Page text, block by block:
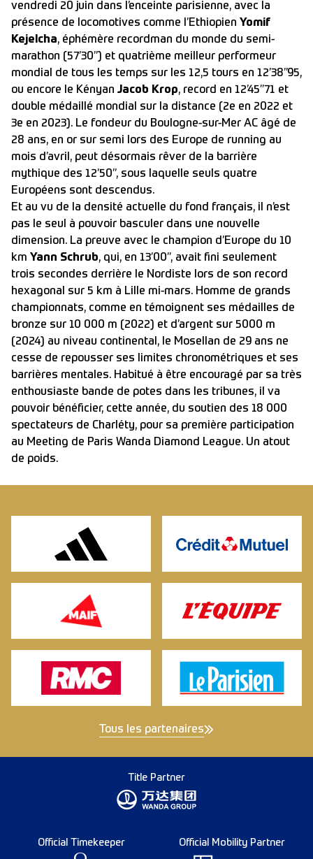
vendredi 20 juin dans l’enceinte parisienne, avec la
présence de locomotives comme l’Ethiopien Yomif
Kejelcha, éphémère recordman du monde du semi-
marathon (57’30’’) et quatrième meilleur performeur
mondial de tous les temps sur les 12,5 tours en 12’38’’95,
ou encore le Kényan Jacob Krop, record en 12’45’’71 et
double médaillé mondial sur la distance (2e en 2022 et
3e en 2023). Le fondeur du Boulogne-sur-Mer AC âgé de
28 ans, en or sur semi lors des Europe de running au
mois d’avril, peut désormais rêver de la barrière
mythique des 12’50’’, sous laquelle seuls quatre
Européens sont descendus.
Et au vu de la densité actuelle du fond français, il n’est
pas le seul à pouvoir basculer dans une nouvelle
dimension. La preuve avec le champion d’Europe du 10
km Yann Schrub, qui, en 13’00’’, avait fini seulement
trois secondes derrière le Nordiste lors de son record
hexagonal sur 5 km à Lille mi-mars. Homme de grands
championnats, comme en témoignent ses médailles de
bronze sur 10 000 m (2022) et d’argent sur 5000 m
(2024) au niveau continental, le Mosellan de 29 ans ne
cesse de repousser ses limites chronométriques et ses
barrières mentales. Habitué à être encouragé par sa très
enthousiaste bande de potes dans les tribunes, il va
pouvoir bénéficier, cette année, du soutien des 18 000
spectateurs de Charléty, pour sa première participation
au Meeting de Paris Wanda Diamond League. Un atout
de poids.
Tous les partenaires
Title Partner
Official Timekeeper Official Mobility Partner